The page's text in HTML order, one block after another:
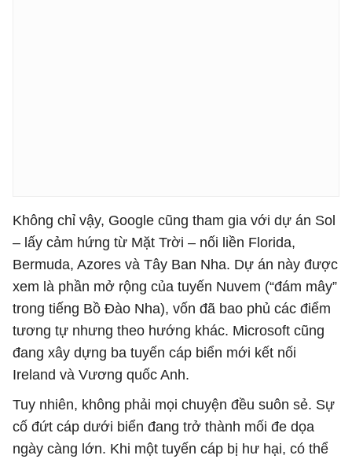
Không chỉ vậy, Google cũng tham gia với dự án Sol
– lấy cảm hứng từ Mặt Trời – nối liền Florida,
Bermuda, Azores và Tây Ban Nha. Dự án này được
xem là phần mở rộng của tuyến Nuvem (“đám mây”
trong tiếng Bồ Đào Nha), vốn đã bao phủ các điểm
tương tự nhưng theo hướng khác. Microsoft cũng
đang xây dựng ba tuyến cáp biển mới kết nối
Ireland và Vương quốc Anh.
Tuy nhiên, không phải mọi chuyện đều suôn sẻ. Sự
cố đứt cáp dưới biển đang trở thành mối đe dọa
ngày càng lớn. Khi một tuyến cáp bị hư hại, có thể